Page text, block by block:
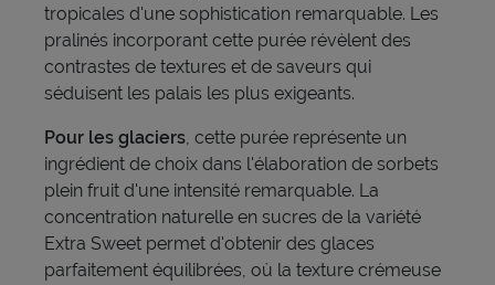
tropicales d'une sophistication remarquable. Les
pralinés incorporant cette purée révèlent des
contrastes de textures et de saveurs qui
séduisent les palais les plus exigeants.
Pour les glaciers, cette purée représente un
ingrédient de choix dans l'élaboration de sorbets
plein fruit d'une intensité remarquable. La
concentration naturelle en sucres de la variété
Extra Sweet permet d'obtenir des glaces
parfaitement équilibrées, où la texture crémeuse